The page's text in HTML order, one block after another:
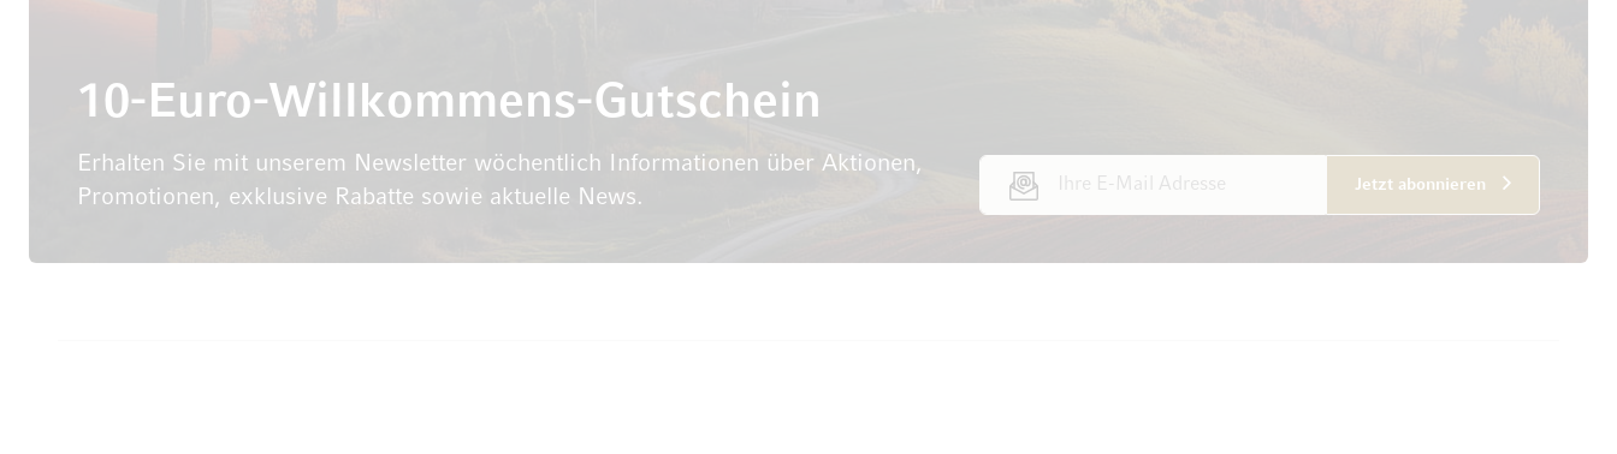
10-Euro-Willkommens-Gutschein
Erhalten Sie mit unserem Newsletter wöchentlich Informationen über Aktionen,
Promotionen, exklusive Rabatte sowie aktuelle News.
E-Mail Adresse
Jetzt abonnieren